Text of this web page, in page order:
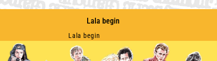
Lala begin
Lala begin